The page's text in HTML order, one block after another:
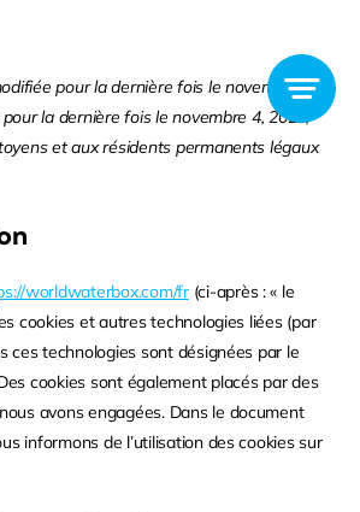
pour la dernière fois le novembre 4,
la dernière fois le novembre 4, 2025,
et aux résidents permanents légaux
worldwaterbox.com/fr(ci-après : « le
cookies et autres technologies liées (par
ces technologies sont désignées par le
cookies sont également placés par des
avons engagées. Dans le document
informons de l’utilisation des cookies sur